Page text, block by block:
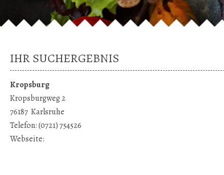
IHR SUCHERGEBNIS
Kropsburg
Kropsburgweg 2
76187 Karlsruhe
Telefon:(0721) 754526
Webseite: